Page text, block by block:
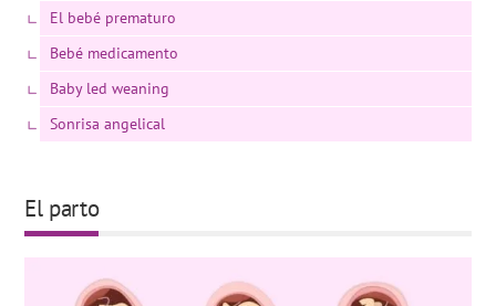
El bebé prematuro
Bebé medicamento
Baby led weaning
Sonrisa angelical
El parto